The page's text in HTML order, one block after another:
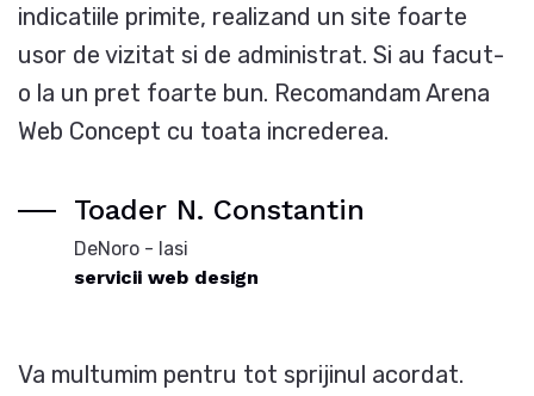
indicatiile primite, realizand un site foarte
usor de vizitat si de administrat. Si au facut-
o la un pret foarte bun. Recomandam Arena
Web Concept cu toata increderea.
Toader N. Constantin
DeNoro - Iasi
servicii web design
Va multumim pentru tot sprijinul acordat.